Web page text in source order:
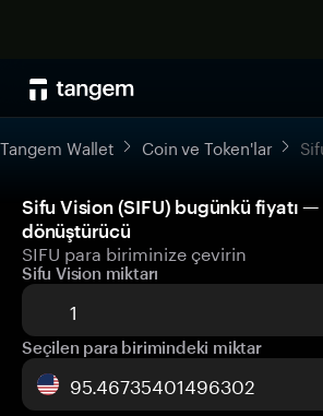
Tangem Wallet Coin ve Token'lar
Sifu Vision (SIFU) bugünkü fiyatı —
dönüştürücü
SIFU para biriminize çevirin
Sifu Vision miktarı
Seçilen para birimindeki miktar